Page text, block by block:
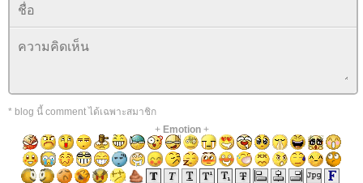
* blog นี้ comment ได้เฉพาะสมาชิก
+ Emotion+